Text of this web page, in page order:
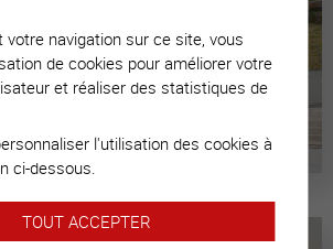
votre navigation sur ce site, vous
de cookies pour améliorer votre
et réaliser des statistiques de
l'utilisation des cookies à
ci-dessous.
TOUT ACCEPTER